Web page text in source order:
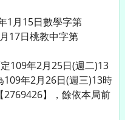
1月15日數學字第
17日桃教中字第
109年2月25日(週二)13
年2月26日(週三)13時
】，餘依本局前